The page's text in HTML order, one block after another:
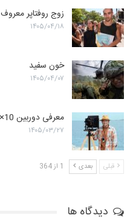
زوج روفتاپر معروف
۱۴۰۵/۰۴/۱۸
خون سفید
۱۴۰۵/۰۴/۰۷
معرفی دوربین ONDU EIKAN 8×10
۱۴۰۵/۰۳/۲۷
قبلی بعدی 1 از 364
دیدگاه ها